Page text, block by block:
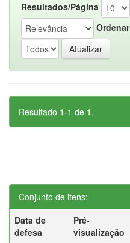
Resultados/Página
Ordenar
Resultado 1-1 de 1.
Conjunto de itens:
Data de
defesa
Pré-
visualização